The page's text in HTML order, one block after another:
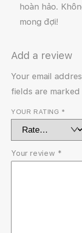
hoàn hảo.
mong đợi!
Add a review
Your email
fields are marked
YOUR RATING *
Your review *